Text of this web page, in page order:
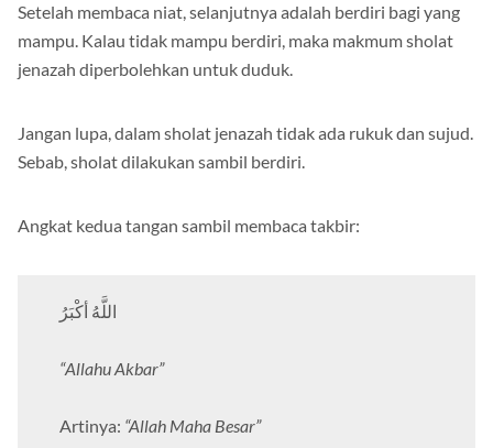
Setelah membaca niat, selanjutnya adalah berdiri bagi yang
mampu. Kalau tidak mampu berdiri, maka makmum sholat
jenazah diperbolehkan untuk duduk.
Jangan lupa, dalam sholat jenazah tidak ada rukuk dan sujud.
Sebab, sholat dilakukan sambil berdiri.
Angkat kedua tangan sambil membaca takbir:
اللَّهُ أكْبَرُ
“Allahu Akbar”
Artinya: “Allah Maha Besar”